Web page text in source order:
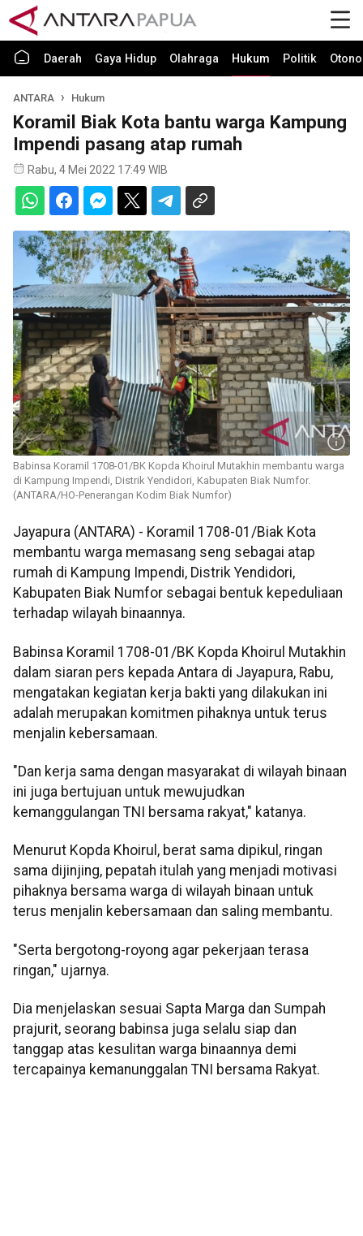
Daerah Gaya Hidup Olahraga Hukum Politik
ANTARA Hukum
Koramil Biak Kota bantu warga Kampung
Impendi pasang atap rumah
Rabu, 4 Mei 2022 17:49 WIB
Babinsa Koramil 1708-01/BK Kopda Khoirul Mutakhin membantu warga
di Kampung Impendi, Distrik Yendidori, Kabupaten Biak Numfor.
(ANTARA/HO-Penerangan Kodim Biak Numfor)
Jayapura (ANTARA) - Koramil 1708-01/Biak Kota
membantu warga memasang seng sebagai atap
rumah di Kampung Impendi, Distrik Yendidori,
Kabupaten Biak Numfor sebagai bentuk kepeduliaan
terhadap wilayah binaannya.
Babinsa Koramil 1708-01/BK Kopda Khoirul Mutakhin
dalam siaran pers kepada Antara di Jayapura, Rabu,
mengatakan kegiatan kerja bakti yang dilakukan ini
adalah merupakan komitmen pihaknya untuk terus
menjalin kebersamaan.
"Dan kerja sama dengan masyarakat di wilayah binaan
ini juga bertujuan untuk mewujudkan
kemanggulangan TNI bersama rakyat," katanya.
Menurut Kopda Khoirul, berat sama dipikul, ringan
sama dijinjing, pepatah itulah yang menjadi motivasi
pihaknya bersama warga di wilayah binaan untuk
terus menjalin kebersamaan dan saling membantu.
"Serta bergotong-royong agar pekerjaan terasa
ringan," ujarnya.
Dia menjelaskan sesuai Sapta Marga dan Sumpah
prajurit, seorang babinsa juga selalu siap dan
tanggap atas kesulitan warga binaannya demi
tercapainya kemanunggalan TNI bersama Rakyat.